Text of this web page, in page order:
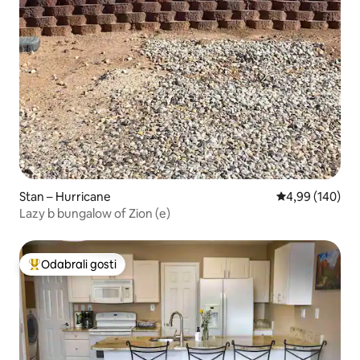
Stan – Hurricane Prosječna
4,99 (140)
Lazy b bungalow of Zion (e)
Među najviše rangiranima s oznakom „Odabrali gosti”
Odabrali gosti